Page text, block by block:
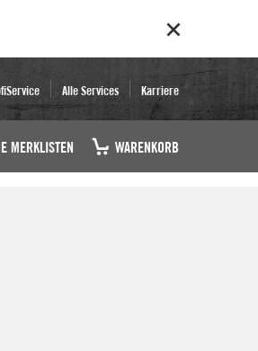
Alle Services Karriere
MERKLISTEN WARENKORB